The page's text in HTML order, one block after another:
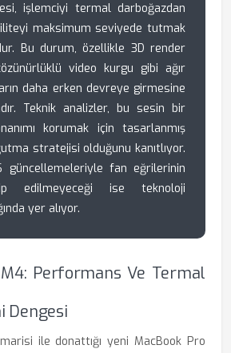
işlemciyi termal darboğazdan
maksimum seviyede tutmak
Bu durum, özellikle 3D render
video kurgu gibi ağır
daha erken devreye girmesine
Teknik analizler, bu sesin bir
korumak için tasarlanmış
stratejisi olduğunu kanıtlıyor.
güncellemeleriyle fan eğrilerinin
edilmeyeceği ise teknoloji
yer alıyor.
Performans Ve Termal
Dengesi
ile donattığı yeni MacBook Pro